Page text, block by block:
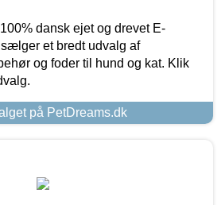
dansk ejet og drevet E-
et bredt udvalg af
og foder til hund og kat. Klik
på PetDreams.dk